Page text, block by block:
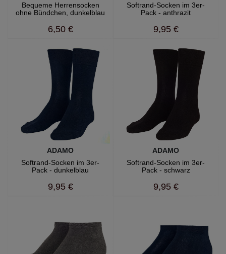
Bequeme Herrensocken
ohne Bündchen, dunkelblau
6,50 €
Softrand-Socken im 3er-
Pack - anthrazit
9,95 €
ADAMO
Softrand-Socken im 3er-
Pack - dunkelblau
9,95 €
ADAMO
Softrand-Socken im 3er-
Pack - schwarz
9,95 €